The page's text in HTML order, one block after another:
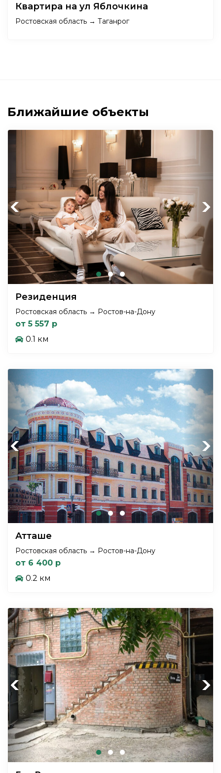
Квартира на ул Яблочкина
Ростовская область → Таганрог
Ближайшие объекты
Previous Next
Резиденция
Ростовская область → Ростов-на-Дону
от 5 557 р
0.1 км
Previous Next
Атташе
Ростовская область → Ростов-на-Дону
от 6 400 р
0.2 км
Previous Next